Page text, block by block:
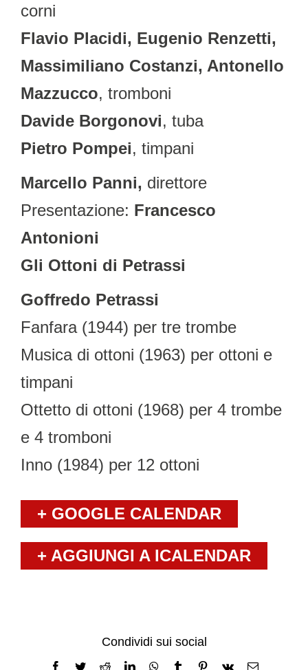
corni
Flavio Placidi, Eugenio Renzetti,
Massimiliano Costanzi, Antonello
Mazzucco, tromboni
Davide Borgonovi, tuba
Pietro Pompei, timpani
Marcello Panni, direttore
Presentazione: Francesco
Antonioni
Gli Ottoni di Petrassi
Goffredo Petrassi
Fanfara (1944) per tre trombe
Musica di ottoni (1963) per ottoni e
timpani
Ottetto di ottoni (1968) per 4 trombe
e 4 tromboni
Inno (1984) per 12 ottoni
+ GOOGLE CALENDAR
+ AGGIUNGI A ICALENDAR
Condividi sui social
Facebook
TwitterRedditLinkedInWhatsApp
TumblrPinterest
Vk Email